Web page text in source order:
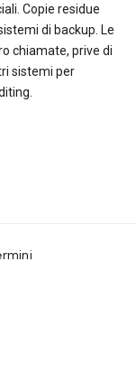
Copie residue
di backup. Le
chiamate, prive di
sistemi per